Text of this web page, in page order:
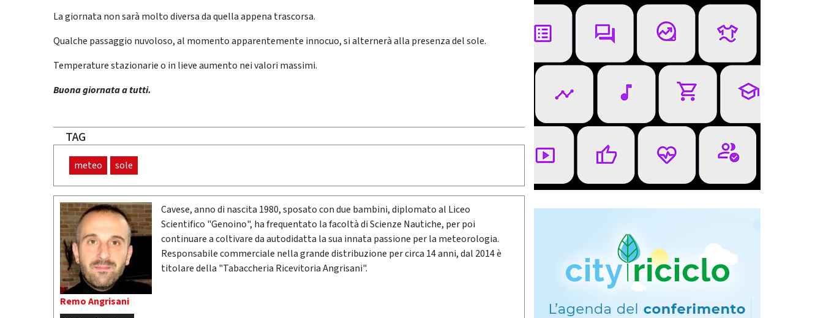
La giornata non sarà molto diversa da quella appena trascorsa.
Qualche passaggio nuvoloso, al momento apparentemente innocuo, si alternerà alla presenza del sole.
Temperature stazionarie o in lieve aumento nei valori massimi.
Buona giornata a tutti.
TAG
meteo sole
Remo Angrisani
Cavese, anno di nascita 1980, sposato con due bambini, diplomato al Liceo
Scientifico "Genoino", ha frequentato la facoltà di Scienze Nautiche, per poi
continuare a coltivare da autodidatta la sua innata passione per la meteorologia.
Responsabile commerciale nella grande distribuzione per circa 14 anni, dal 2014 è
titolare della "Tabaccheria Ricevitoria Angrisani".